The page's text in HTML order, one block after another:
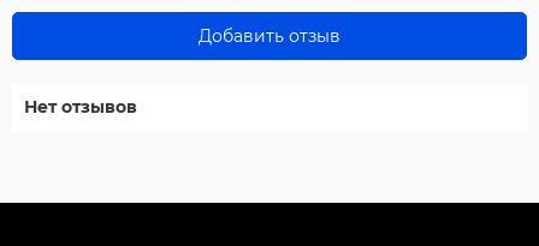
Добавить отзыв
Нет отзывов